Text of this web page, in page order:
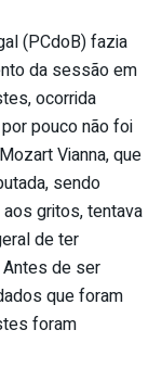
(PCdoB) fazia
da sessão em
ocorrida
pouco não foi
Vianna, que
sendo
gritos, tentava
de ter
de ser
que foram
foram